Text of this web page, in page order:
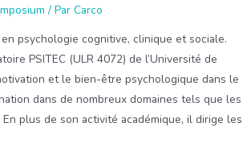
/ Par Carco
psychologie cognitive, clinique et sociale.
PSITEC (ULR 4072) de l’Université de
et le bien-être psychologique dans le
dans de nombreux domaines tels que les
plus de son activité académique, il dirige les